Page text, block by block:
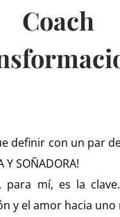
Coach
definir con un par
Y SOÑADORA!
para mí, es la
y el amor hacia uno